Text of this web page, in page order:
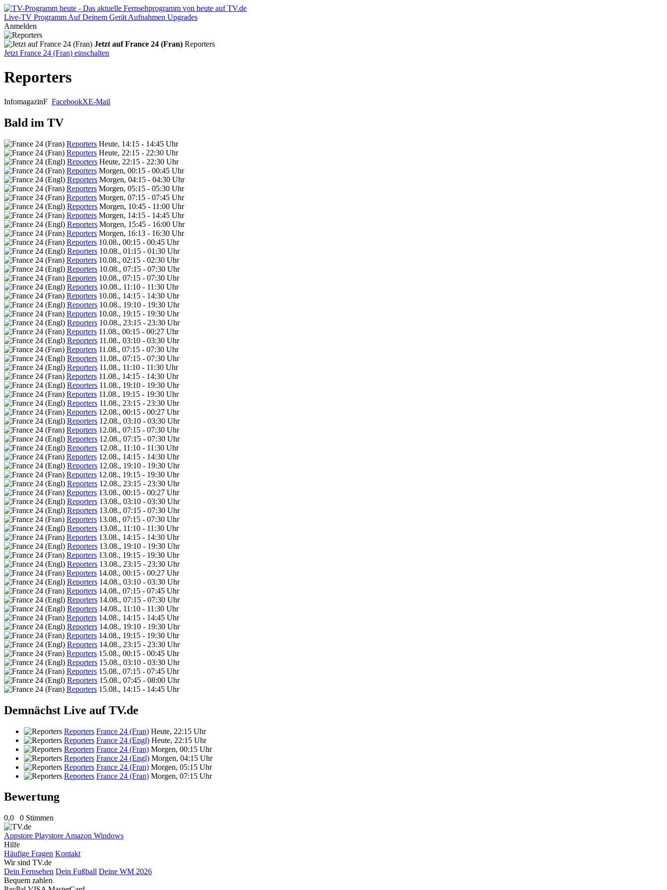
Live-TV Programm Auf Deinem Gerät Aufnahmen Upgrades
Anmelden
Jetzt auf France 24 (Fran) Reporters
Jetzt France 24 (Fran) einschalten
Reporters
InfomagazinF FacebookXE-Mail
Bald im TV
Reporters Heute, 14:15 - 14:45 Uhr
Reporters Heute, 22:15 - 22:30 Uhr
Reporters Heute, 22:15 - 22:30 Uhr
Reporters Morgen, 00:15 - 00:45 Uhr
Reporters Morgen, 04:15 - 04:30 Uhr
Reporters Morgen, 05:15 - 05:30 Uhr
Reporters Morgen, 07:15 - 07:45 Uhr
Reporters Morgen, 10:45 - 11:00 Uhr
Reporters Morgen, 14:15 - 14:45 Uhr
Reporters Morgen, 15:45 - 16:00 Uhr
Reporters Morgen, 16:13 - 16:30 Uhr
Reporters 10.08., 00:15 - 00:45 Uhr
Reporters 10.08., 01:15 - 01:30 Uhr
Reporters 10.08., 02:15 - 02:30 Uhr
Reporters 10.08., 07:15 - 07:30 Uhr
Reporters 10.08., 07:15 - 07:30 Uhr
Reporters 10.08., 11:10 - 11:30 Uhr
Reporters 10.08., 14:15 - 14:30 Uhr
Reporters 10.08., 19:10 - 19:30 Uhr
Reporters 10.08., 19:15 - 19:30 Uhr
Reporters 10.08., 23:15 - 23:30 Uhr
Reporters 11.08., 00:15 - 00:27 Uhr
Reporters 11.08., 03:10 - 03:30 Uhr
Reporters 11.08., 07:15 - 07:30 Uhr
Reporters 11.08., 07:15 - 07:30 Uhr
Reporters 11.08., 11:10 - 11:30 Uhr
Reporters 11.08., 14:15 - 14:30 Uhr
Reporters 11.08., 19:10 - 19:30 Uhr
Reporters 11.08., 19:15 - 19:30 Uhr
Reporters 11.08., 23:15 - 23:30 Uhr
Reporters 12.08., 00:15 - 00:27 Uhr
Reporters 12.08., 03:10 - 03:30 Uhr
Reporters 12.08., 07:15 - 07:30 Uhr
Reporters 12.08., 07:15 - 07:30 Uhr
Reporters 12.08., 11:10 - 11:30 Uhr
Reporters 12.08., 14:15 - 14:30 Uhr
Reporters 12.08., 19:10 - 19:30 Uhr
Reporters 12.08., 19:15 - 19:30 Uhr
Reporters 12.08., 23:15 - 23:30 Uhr
Reporters 13.08., 00:15 - 00:27 Uhr
Reporters 13.08., 03:10 - 03:30 Uhr
Reporters 13.08., 07:15 - 07:30 Uhr
Reporters 13.08., 07:15 - 07:30 Uhr
Reporters 13.08., 11:10 - 11:30 Uhr
Reporters 13.08., 14:15 - 14:30 Uhr
Reporters 13.08., 19:10 - 19:30 Uhr
Reporters 13.08., 19:15 - 19:30 Uhr
Reporters 13.08., 23:15 - 23:30 Uhr
Reporters 14.08., 00:15 - 00:27 Uhr
Reporters 14.08., 03:10 - 03:30 Uhr
Reporters 14.08., 07:15 - 07:45 Uhr
Reporters 14.08., 07:15 - 07:30 Uhr
Reporters 14.08., 11:10 - 11:30 Uhr
Reporters 14.08., 14:15 - 14:45 Uhr
Reporters 14.08., 19:10 - 19:30 Uhr
Reporters 14.08., 19:15 - 19:30 Uhr
Reporters 14.08., 23:15 - 23:30 Uhr
Reporters 15.08., 00:15 - 00:45 Uhr
Reporters 15.08., 03:10 - 03:30 Uhr
Reporters 15.08., 07:15 - 07:45 Uhr
Reporters 15.08., 07:45 - 08:00 Uhr
Reporters 15.08., 14:15 - 14:45 Uhr
Demnächst Live auf TV.de
Reporters France 24 (Fran) Heute, 22:15 Uhr
Reporters France 24 (Engl) Heute, 22:15 Uhr
Reporters France 24 (Fran) Morgen, 00:15 Uhr
Reporters France 24 (Engl) Morgen, 04:15 Uhr
Reporters France 24 (Fran) Morgen, 05:15 Uhr
Reporters France 24 (Fran) Morgen, 07:15 Uhr
Bewertung
0,0 0 Stimmen
Appstore Playstore Amazon Windows
Hilfe
Häufige Fragen Kontakt
Wir sind TV.de
Dein Fernsehen Dein Fußball Deine WM 2026
Bequem zahlen